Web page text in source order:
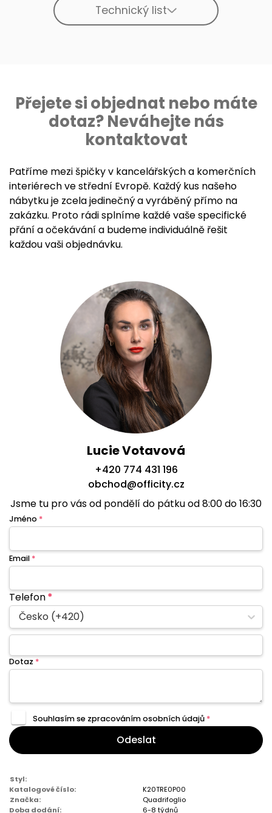
Technický list
Přejete si objednat nebo máte
dotaz? Neváhejte nás
kontaktovat
Patříme mezi špičky v kancelářských a komerčních
interiérech ve střední Evropě. Každý kus našeho
nábytku je zcela jedinečný a vyráběný přímo na
zakázku. Proto rádi splníme každé vaše specifické
přání a očekávání a budeme individuálně řešit
každou vaši objednávku.
Lucie Votavová
+420 774 431 196
obchod@officity.cz
Jsme tu pro vás od pondělí do pátku od 8:00 do 16:30
Jméno *
Email *
Telefon*
Česko (+420)
Dotaz *
Souhlasím se zpracovánímosobních údajů *
Odeslat
Styl:
Katalogové číslo:
K20TRE0P00
Značka:
Quadrifoglio
Doba dodání:
6-8 týdnů